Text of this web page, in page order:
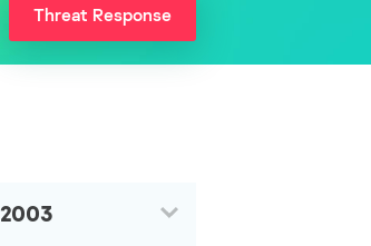
Threat Response
2003